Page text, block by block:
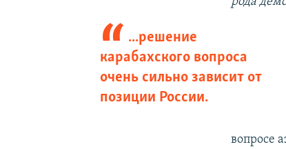
...решение
карабахского вопроса
очень сильно зависит от
позиции России.
вопросе